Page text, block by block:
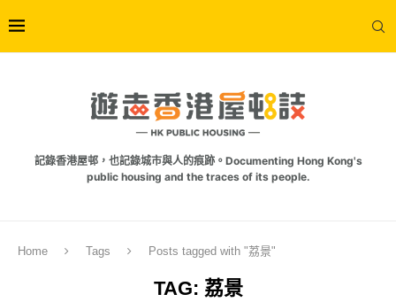
記錄香港屋邨，也記錄城市與人的痕跡。Documenting Hong Kong's
public housing and the traces of its people.
Home Tags Posts tagged with "荔景"
TAG: 荔景